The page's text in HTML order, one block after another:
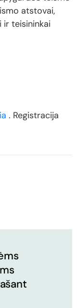
atstovai,
teisininkai
. Registracija